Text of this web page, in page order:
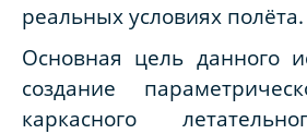
реальных условиях полёта.
Основная цель данного
создание
каркасного